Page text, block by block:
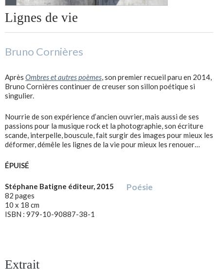
Lignes de vie
Bruno Cornières
Après Ombres et autres poèmes, son premier recueil paru en 2014,
Bruno Cornières continuer de creuser son sillon poétique si
singulier.
Nourrie de son expérience d’ancien ouvrier, mais aussi de ses
passions pour la musique rock et la photographie, son écriture
scande, interpelle, bouscule, fait surgir des images pour mieux les
déformer, démêle les lignes de la vie pour mieux les renouer…
ÉPUISÉ
Stéphane Batigne éditeur, 2015
82 pages
10 x 18 cm
ISBN : 979-10-90887-38-1
Poésie
Extrait